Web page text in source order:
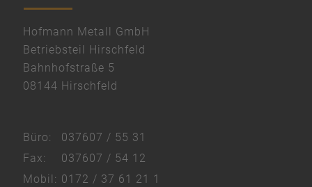
Usercentrics Consent Management
Platform
Hofmann Metall GmbH
Betriebsteil Hirschfeld
Bahnhofstraße 5
08144 Hirschfeld
Büro:
037607 / 55 31
Fax:
037607 / 54 12
Mobil: 0172 / 37 61 21 1